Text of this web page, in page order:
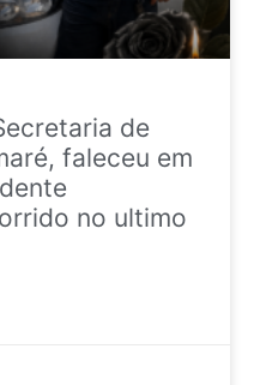
de
faleceu em
no ultimo